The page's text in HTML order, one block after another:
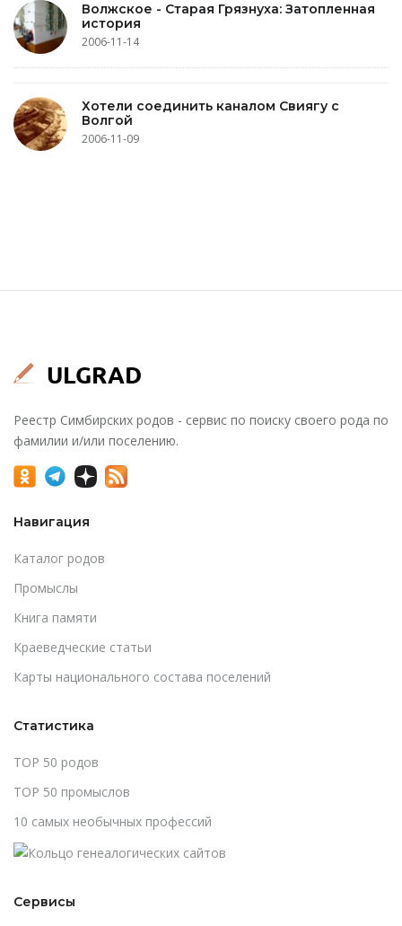
Волжское - Старая Грязнуха: Затопленная
история
2006-11-14
Хотели соединить каналом Свиягу с
Волгой
2006-11-09
Реестр Симбирских родов - сервис по поиску своего рода по
фамилии и/или поселению.
Навигация
Каталог родов
Промыслы
Книга памяти
Краеведческие статьи
Карты национального состава поселений
Статистика
TOP 50 родов
TOP 50 промыслов
10 самых необычных профессий
Сервисы